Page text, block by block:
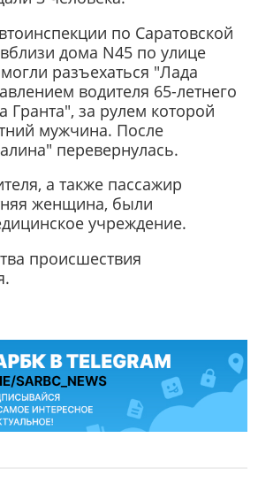
по Саратовской
дома N45 по улице
разъехаться "Лада
водителя 65-летнего
за рулем которой
мужчина. После
перевернулась.
а также пассажир
женщина, были
учреждение.
происшествия